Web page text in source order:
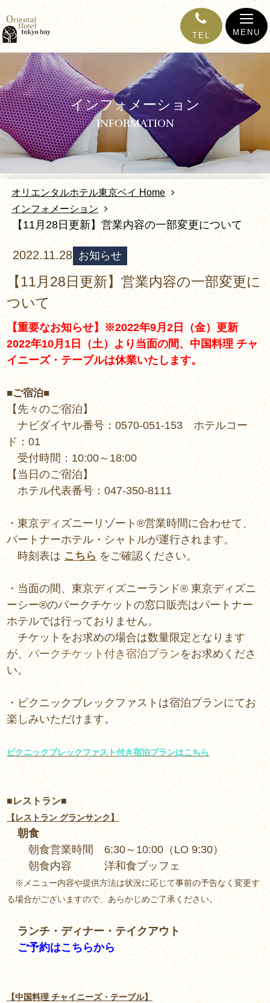
MENU
TEL
インフォメーション
INFORMATION
オリエンタルホテル東京ベイ Home
インフォメーション
【11月28日更新】営業内容の一部変更について
2022.11.28 お知らせ
【11月28日更新】営業内容の一部変更に
ついて
【重要なお知らせ】※2022年9月2日（金）更新
2022年10月1日（土）より当面の間、中国料理 チャ
イニーズ・テーブルは休業いたします。
■ご宿泊■
【先々のご宿泊】
ナビダイヤル番号：0570-051-153 ホテルコー
ド：01
受付時間：10:00～18:00
【当日のご宿泊】
ホテル代表番号：047-350-8111
・東京ディズニーリゾート®営業時間に合わせて、
パートナーホテル・シャトルが運行されます。
時刻表はこちらをご確認ください。
・当面の間、東京ディズニーランド® 東京ディズニ
ーシー®のパークチケットの窓口販売はパートナー
ホテルでは行っておりません。
チケットをお求めの場合は数量限定となります
が、パークチケット付き宿泊プランをお求めくださ
い。
・ピクニックブレックファストは宿泊プランにてお
楽しみいただけます。
ピクニックブレックファスト付き宿泊プランはこちら
■レストラン■
【レストラン グランサンク】
朝食
朝食営業時間 6:30～10:00（LO 9:30）
朝食内容 洋和食ブッフェ
※メニュー内容や提供方法は状況に応じて事前の予告なく変更す
る場合がございますので、あらかじめご了承ください。
ランチ・ディナー・テイクアウト
ご予約はこちらから
【中国料理 チャイニーズ・テーブル】